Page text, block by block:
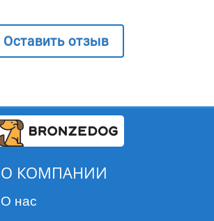
Оставить отзыв
О КОМПАНИИ
О нас